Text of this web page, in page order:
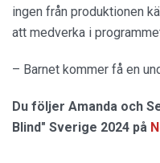
ingen från produktionen
att medverka i
– Barnet kommer få en
Du följer Amanda och
Blind" Sverige 2024 på